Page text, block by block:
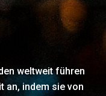
weltweit führen
an, indem sie von